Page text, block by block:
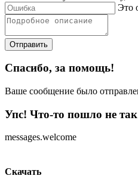
Это
Отправить
Спасибо, за помощь!
Ваше сообщение было
Упс! Что-то пошло не так
messages.welcome
Скачать